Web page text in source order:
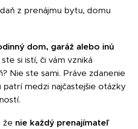
z prenájmu bytu, domu
dom, garáž alebo inú
si istí, či vám vzniká
Nie ste sami. Práve zdanenie
medzi najčastejšie otázky
že nie každý prenajímateľ